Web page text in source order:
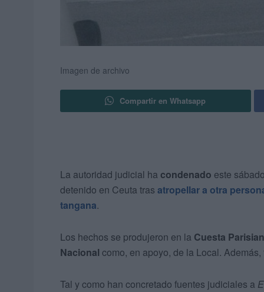
Imagen de archivo
Compartir en Whatsapp
La autoridad judicial ha condenado este
detenido en Ceuta tras atropellar a otra
tangana.
Los hechos se produjeron en la Cuesta
Nacional como, en apoyo, de la Local.
Tal y como han concretado fuentes judiciales a